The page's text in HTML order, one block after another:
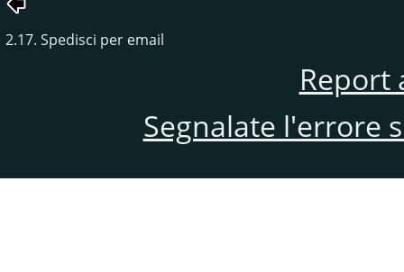
2.17. Spedisci per email
Report
Segnalate l'errore